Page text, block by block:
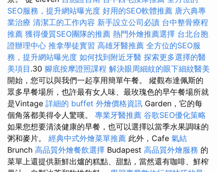
SEO服務，提升網站曝光度 好用的SEO軟體推薦 唐六典專
業治療 清潔工的工作內容 新手設立公司必讀 台中整骨療程
推薦 獲得優質SEO團隊的推薦 熱門外燴推薦選擇 台北台胞
證辦理中心 推拿學徒實習 高雄牙醫推薦 全方位的SEO服
務，提升網站曝光度 如何找到附近牙醫 探索更多選擇的醫
美項目 .30 腳底按摩證照課程 解決眼周細紋的眼下細紋醫美
開始，您可以與我們一起享用簡單午餐。 縱觀布達佩斯的
眾多早餐場所，也許最有女人味、最玫瑰色的早午餐場所就
是Vintage 詳細的 buffet 外燴價格資訊 Garden，它的每
個角落都美得令人驚嘆。 專業牙醫推薦 谷歌SEO優化策略
如果您想要清淡健康的早餐，也可以選擇以當季水果調味的
粥和麥片。 經典中式外燴菜單推薦 此外，Cafe 氣結
Brunch 高品質外燴餐飲選擇 Budapest 高品質外燴服務 的
菜單上還提供新鮮出爐的糕點、甜點，當然還有咖啡、鮮榨